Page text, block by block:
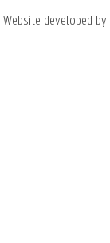
Website developed by